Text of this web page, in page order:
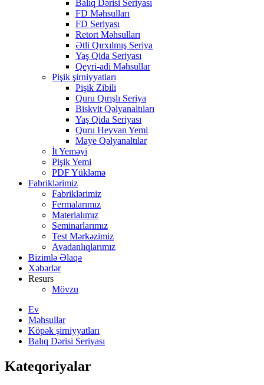
Balıq Dərisi Seriyası
FD Məhsulları
FD Seriyası
Retort Məhsulları
Ətli Qırxılmış Seriya
Yaş Qida Seriyası
Qeyri-adi Məhsullar
Pişik şirniyyatları
Pişik Zibili
Quru Qırışlı Seriya
Biskvit Qəlyanaltıları
Yaş Qida Seriyası
Quru Heyvan Yemi
Maye Qəlyanaltılar
İt Yeməyi
Pişik Yemi
PDF Yükləmə
Fabriklərimiz
Fabriklərimiz
Fermalarımız
Materialımız
Seminarlarımız
Test Mərkəzimiz
Avadanlıqlarımız
Bizimlə Əlaqə
Xəbərlər
Resurs
Mövzu
Ev
Məhsullar
Köpək şirniyyatları
Balıq Dərisi Seriyası
Kateqoriyalar